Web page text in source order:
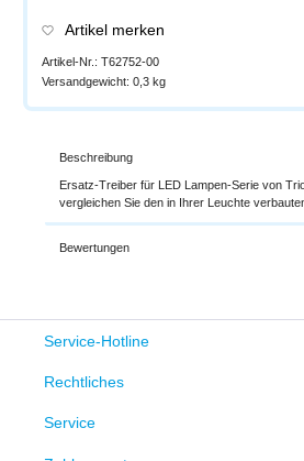
Artikel merken
Artikel-Nr.: T62752-00
Versandgewicht: 0,3 kg
Beschreibung
Ersatz-Treiber für LED Lampen-Serie von
vergleichen Sie den in Ihrer Leuchte
Bewertungen
Service-Hotline
Rechtliches
Service